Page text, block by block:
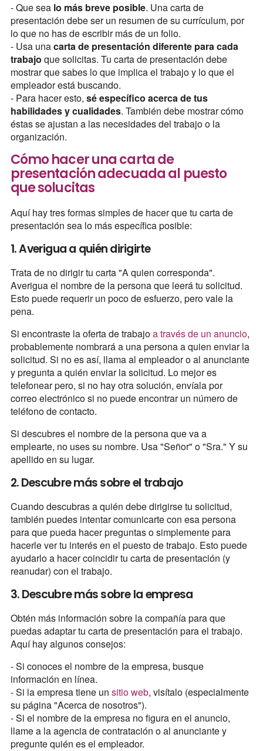
- Que sealo más breve posible. Una carta de
presentación debe ser un resumen de su currículum, por
lo que no has de escribir más de un folio.
- Usa unacarta de presentación diferente para cada
trabajo que solicitas. Tu carta de presentación debe
mostrar que sabes lo que implica el trabajo y lo que el
empleador está buscando.
- Para hacer esto, sé específico acerca de tus
habilidades y cualidades. También debe mostrar cómo
éstas se ajustan a las necesidades del trabajo o la
organización.
Cómo hacer una carta de
presentación adecuada al puesto
que solucitas
Aquí hay tres formas simples de hacer que tu carta de
presentación sea lo más específica posible:
1. Averigua a quién dirigirte
Trata de no dirigir tu carta "A quien corresponda".
Averigua el nombre de la persona que leerá tu solicitud.
Esto puede requerir un poco de esfuerzo, pero vale la
pena.
Si encontraste la oferta de trabajoa través de un anuncio,
probablemente nombrará a una persona a quien enviar la
solicitud. Si no es así, llama al empleador o al anunciante
y pregunta a quién enviar la solicitud. Lo mejor es
telefonear pero, si no hay otra solución, envíala por
correo electrónico si no puede encontrar un número de
teléfono de contacto.
Si descubres el nombre de la persona que va a
emplearte, no uses su nombre. Usa "Señor" o "Sra." Y su
apellido en su lugar.
2. Descubre más sobre el trabajo
Cuando descubras a quién debe dirigirse tu solicitud,
también puedes intentar comunicarte con esa persona
para que pueda hacer preguntas o simplemente para
hacerle ver tu interés en el puesto de trabajo. Esto puede
ayudarlo a hacer coincidir tu carta de presentación (y
reanudar) con el trabajo.
3. Descubre más sobre la empresa
Obtén más información sobre la compañía para que
puedas adaptar tu carta de presentación para el trabajo.
Aquí hay algunos consejos:
- Si conoces el nombre de la empresa, busque
información en línea.
- Si la empresa tiene un sitio web, visítalo (especialmente
su página "Acerca de nosotros").
- Si el nombre de la empresa no figura en el anuncio,
llame a la agencia de contratación o al anunciante y
pregunte quién es el empleador.